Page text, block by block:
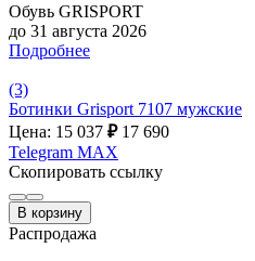
Обувь GRISPORT
до 31 августа 2026
Подробнее
(3)
Ботинки Grisport 7107 мужские
Цена: 15 037 ₽ 17 690
Telegram MAX
Скопировать ссылку
В корзину
Распродажа